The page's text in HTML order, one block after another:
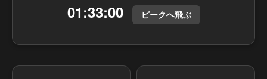
01:33:00 ピークへ飛ぶ